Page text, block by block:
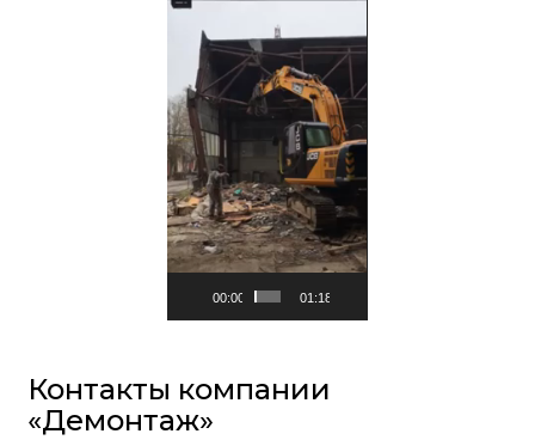
00:00 01:18
Контакты компании
«Демонтаж»